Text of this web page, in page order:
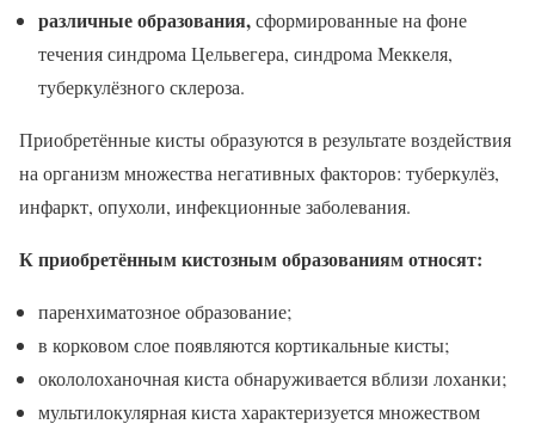
различные образования,сформированные на фоне
течения синдрома Цельвегера, синдрома Меккеля,
туберкулёзного склероза.
Приобретённые кисты образуются в результате воздействия
на организм множества негативных факторов: туберкулёз,
инфаркт, опухоли, инфекционные заболевания.
К приобретённым кистозным образованиям относят:
паренхиматозное образование;
в корковом слое появляются кортикальные кисты;
окололоханочная киста обнаруживается вблизи лоханки;
мультилокулярная киста характеризуется множеством